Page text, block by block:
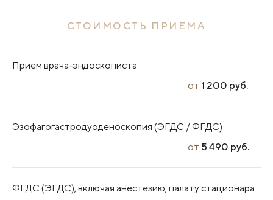
СТОИМОСТЬ ПРИЕМА
Прием врача-эндоскописта
от 1 200 руб.
Эзофагогастродуоденоскопия (ЭГДС / ФГДС)
от 5 490 руб.
ФГДС (ЭГДС), включая анестезию, палату стационара